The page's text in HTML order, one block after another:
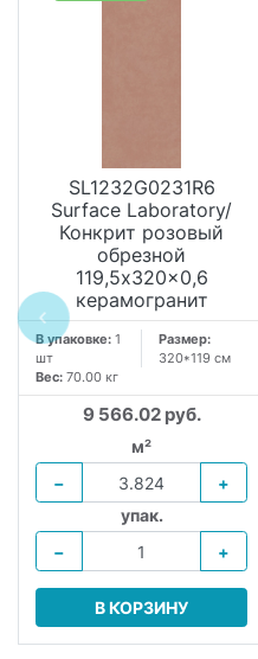
SL1232G0231R6
Surface Laboratory/
Конкрит розовый
обрезной
119,5x320x0,6
керамогранит
В упаковке: 1
шт
Размер:
320*119 см
Вес: 70.00 кг
9 566.02 руб.
м²
−
+
упак.
−
+
В КОРЗИНУ